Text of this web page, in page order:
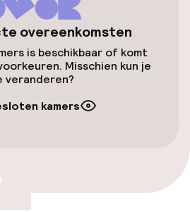
overeenkomsten
is beschikbaar of komt
Misschien kun je
veranderen?
kamers